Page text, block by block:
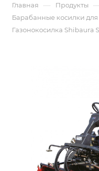
Главная — Продукты
Барабанные косилки
Газонокосилка Shibaura